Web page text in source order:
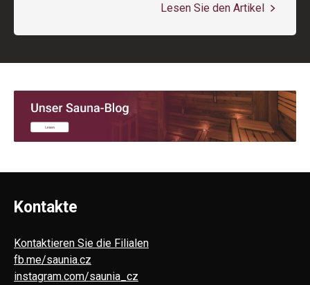
Lesen Sie den Artikel
Kontakte
Kontaktieren Sie die Filialen
fb.me/saunia.cz
instagram.com/saunia_cz